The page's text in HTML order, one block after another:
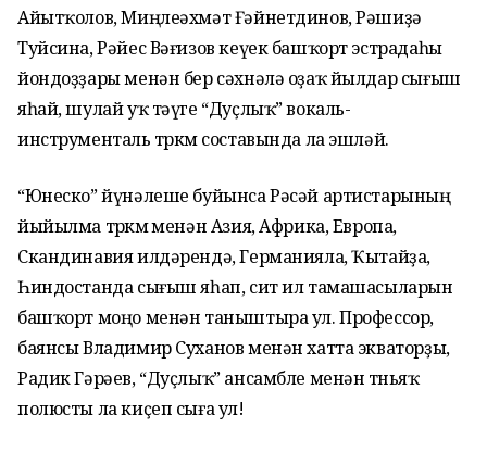
Айытҡолов, Миңлеәхмәт Ғәйнетдинов, Рәшиҙә
Туйсина, Рәйес Вәғизов кеүек башҡорт эстрадаһы
йондоҙҙары менән бер сәхнәлә оҙаҡ йылдар сығыш
яһай, шулай уҡ тәүге “Дуҫлыҡ” вокаль-
инструменталь төркөм составында ла эшләй.
“Юнеско” йүнәлеше буйынса Рәсәй артистарының
йыйылма төркөмө менән Азия, Африка, Европа,
Скандинавия илдәрендә, Германияла, Ҡытайҙа,
Һиндостанда сығыш яһап, сит ил тамашасыларын
башҡорт моңо менән таныштыра ул. Профессор,
баянсы Владимир Суханов менән хатта экваторҙы,
Радик Гәрәев, “Дуҫлыҡ” ансамбле менән төньяҡ
полюсты ла киҫеп сыға ул!